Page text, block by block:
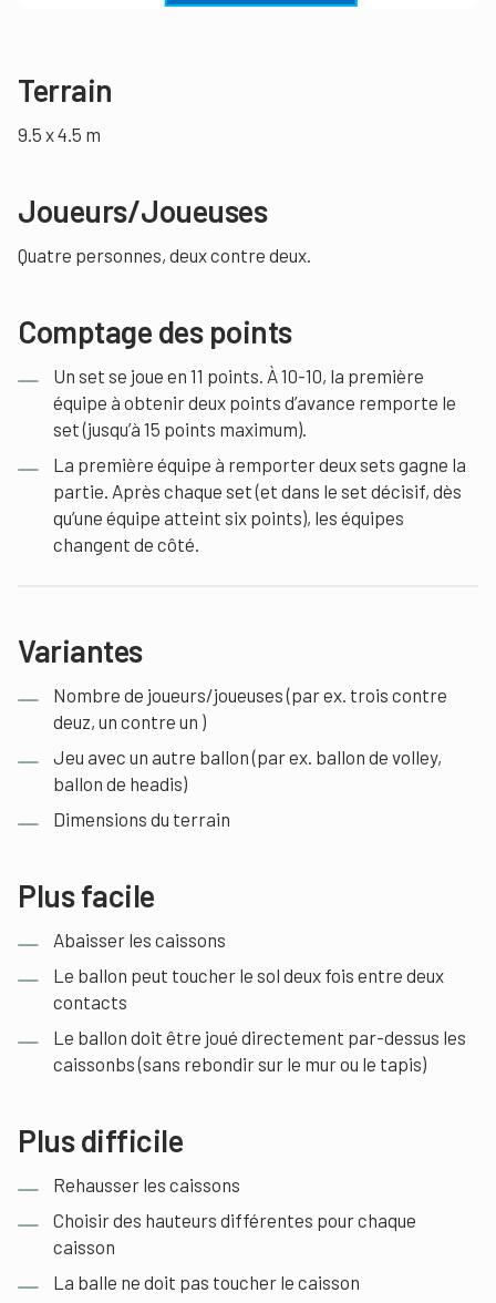
Terrain
9.5 x 4.5 m
Joueurs/Joueuses
Quatre personnes, deux contre deux.
Comptage des points
Un set se joue en 11 points. À 10-10, la première
équipe à obtenir deux points d’avance remporte le
set (jusqu’à 15 points maximum).
La première équipe à remporter deux sets gagne la
partie. Après chaque set (et dans le set décisif, dès
qu’une équipe atteint six points), les équipes
changent de côté.
Variantes
Nombre de joueurs/joueuses (par ex. trois contre
deuz, un contre un )
Jeu avec un autre ballon (par ex. ballon de volley,
ballon de headis)
Dimensions du terrain
Plus facile
Abaisser les caissons
Le ballon peut toucher le sol deux fois entre deux
contacts
Le ballon doit être joué directement par-dessus les
caissonbs (sans rebondir sur le mur ou le tapis)
Plus difficile
Rehausser les caissons
Choisir des hauteurs différentes pour chaque
caisson
La balle ne doit pas toucher le caisson